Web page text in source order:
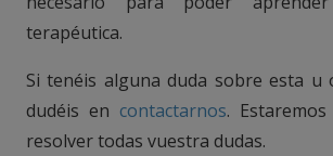
terapéutica.
Si tenéis alguna duda sobre esta u
dudéis en contactarnos.
resolver todas vuestra dudas.